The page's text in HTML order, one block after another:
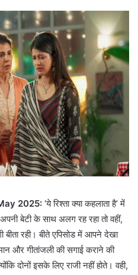
2025: ‘ये रिश्ता क्या कहलाता है’ में
बेटी के साथ अलग रह रहा तो वहीं,
बीता रही। बीते एपिसोड में आपने देखा
और गीतांजली की सगाई कराने की
दोनों इसके लिए राजी नहीं होते। वही,